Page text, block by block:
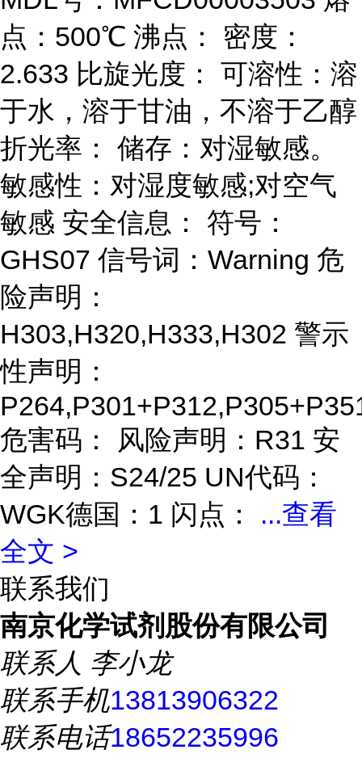
点：500℃ 沸点： 密度：
2.633 比旋光度： 可溶性：溶
于水，溶于甘油，不溶于乙醇
折光率： 储存：对湿敏感。
敏感性：对湿度敏感;对空气
敏感 安全信息： 符号：
GHS07 信号词：Warning 危
险声明：
H303,H320,H333,H302 警示
性声明：
危害码： 风险声明：R31 安
全声明：S24/25 UN代码：
WGK德国：1 闪点： ...查看
全文 >
联系我们
南京化学试剂股份有限公司
联系人 李小龙
联系手机13813906322
联系电话18652235996